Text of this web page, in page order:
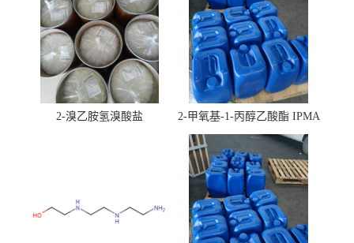
2-溴乙胺氢溴酸盐 2-甲氧基-1-丙醇乙酸酯 IPMA